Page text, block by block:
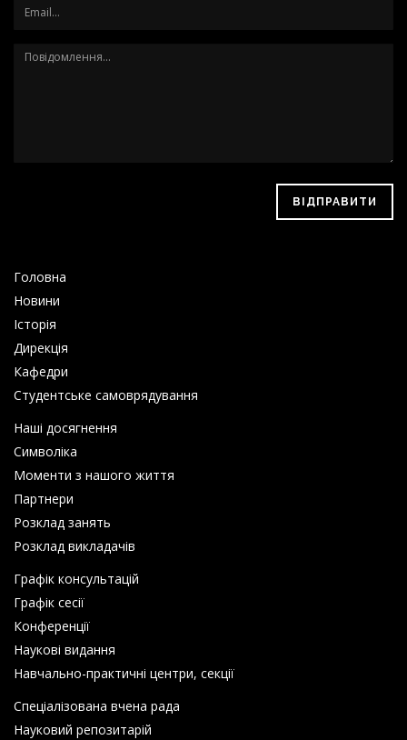
ВІДПРАВИТИ
Головна
Новини
Історія
Дирекція
Кафедри
Студентське самоврядування
Наші досягнення
Символіка
Моменти з нашого життя
Партнери
Розклад занять
Розклад викладачів
Графік консультацій
Графік сесії
Конференції
Наукові видання
Навчально-практичні центри, секції
Спеціалізована вчена рада
Науковий репозитарій